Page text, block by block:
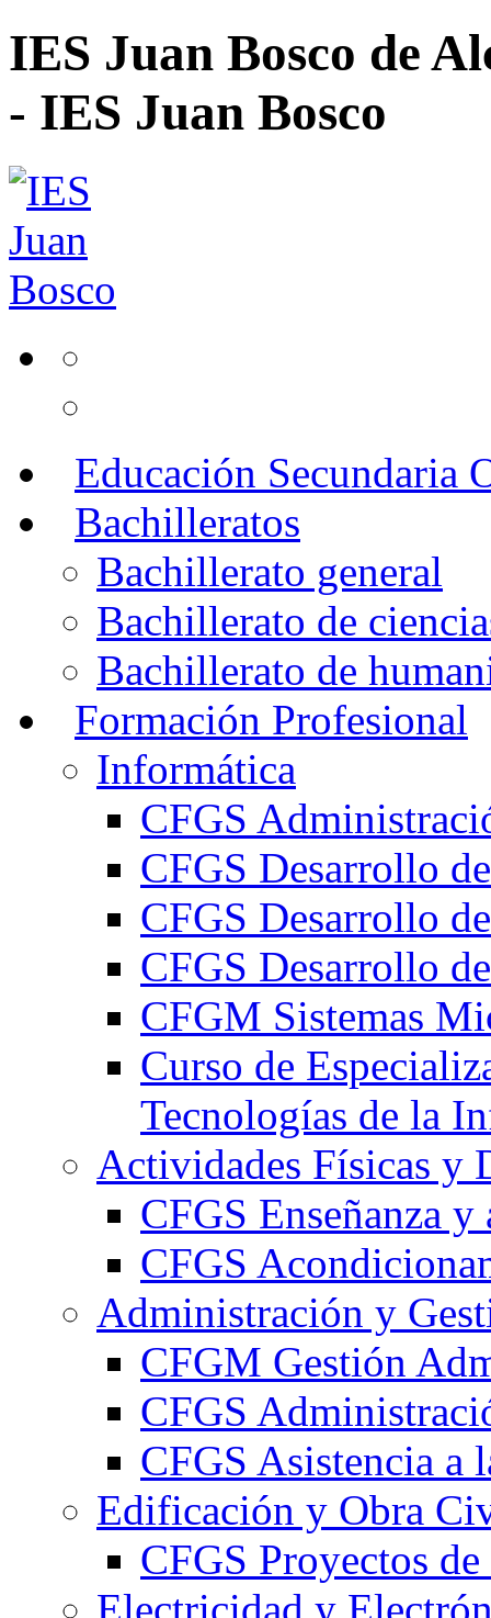
IES Juan Bosco de
- IES Juan Bosco
Educación Secundaria
Bachilleratos
Bachillerato general
Bachillerato de
Bachillerato de
Formación Profesional
Informática
CFGS
CFGS Desarrollo
CFGS Desarrollo
CFGS Desarrollo
CFGM Sistemas
Curso de
Tecnologías de la
Actividades Físicas y
CFGS Enseñanza
CFGS
Administración y
CFGM Gestión
CFGS
CFGS Asistencia a
Edificación y Obra
CFGS Proyectos
Electricidad y